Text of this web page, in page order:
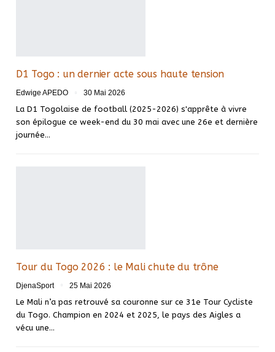
D1 Togo : un dernier acte sous haute tension
Edwige APEDO 30 Mai 2026
La D1 Togolaise de football (2025-2026) s'apprête à vivre
son épilogue ce week-end du 30 mai avec une 26e et dernière
journée…
Tour du Togo 2026 : le Mali chute du trône
DjenaSport 25 Mai 2026
Le Mali n’a pas retrouvé sa couronne sur ce 31e Tour Cycliste
du Togo. Champion en 2024 et 2025, le pays des Aigles a
vécu une…